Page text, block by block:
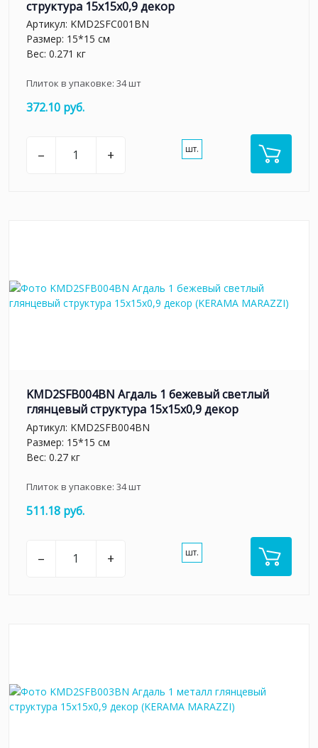
структура 15x15x0,9 декор
Артикул: KMD2SFC001BN
Размер: 15*15 см
Вес: 0.271 кг
Плиток в упаковке: 34шт
372.10 руб.
– + шт.
KMD2SFB004BN Агдаль 1 бежевый светлый
глянцевый структура 15x15x0,9 декор
Артикул: KMD2SFB004BN
Размер: 15*15 см
Вес: 0.27 кг
Плиток в упаковке: 34шт
511.18 руб.
– + шт.